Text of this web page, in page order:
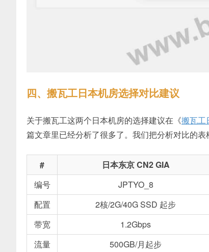
四、搬瓦工日本机房选择对比建议
关于搬瓦工这两个日本机房的选择建议在《搬瓦工
篇文章里已经分析了很多了。我们把分析对比的表
# 日本东京 CN2 GIA
编号
JPTYO_8
配置
2核/2G/40G SSD 起步
带宽
1.2Gbps
流量
500GB/月起步